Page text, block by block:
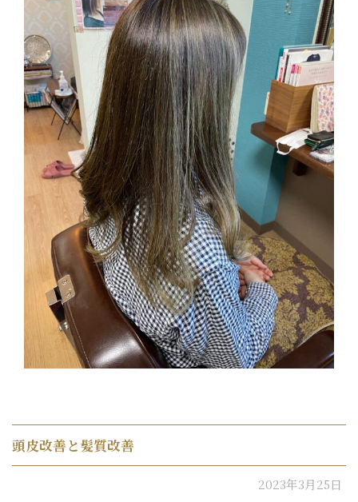
頭皮改善と髪質改善
2023年3月25日